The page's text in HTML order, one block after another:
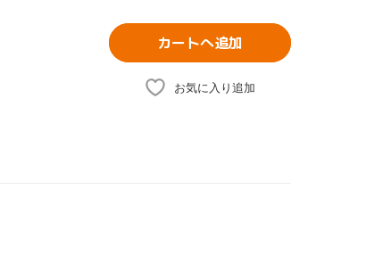
カートへ追加
お気に入り追加